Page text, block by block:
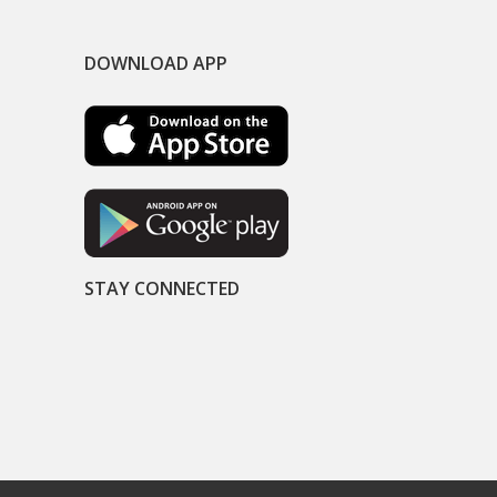
DOWNLOAD APP
STAY CONNECTED